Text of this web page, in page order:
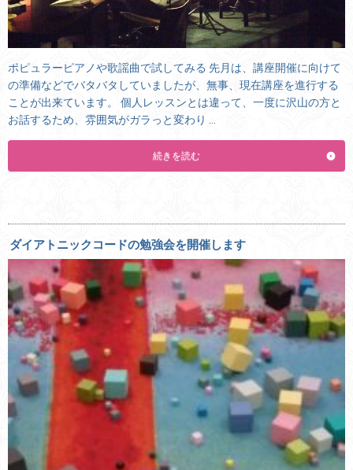
ポピュラーピアノや歌謡曲で試してみる 先月は、講座開催に向けて
の準備などでバタバタしていましたが、無事、現在講座を進行する
ことが出来ています。 個人レッスンとは違って、一度に沢山の方と
お話するため、雰囲気がガラっと変わり …
続きを読む
ダイアトニックコードの勉強会を開催します